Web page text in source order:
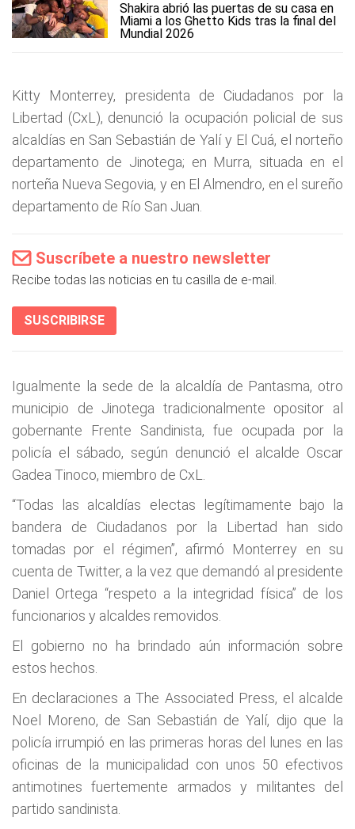
Shakira abrió las puertas de su casa en
Miami a los Ghetto Kids tras la final del
Mundial 2026
Kitty Monterrey, presidenta de Ciudadanos por la
Libertad (CxL), denunció la ocupación policial de sus
alcaldías en San Sebastián de Yalí y El Cuá, el norteño
departamento de Jinotega; en Murra, situada en el
norteña Nueva Segovia, y en El Almendro, en el sureño
departamento de Río San Juan.
Suscríbete a nuestro newsletter
Recibe todas las noticias en tu casilla de e-mail.
SUSCRIBIRSE
Igualmente la sede de la alcaldía de Pantasma, otro
municipio de Jinotega tradicionalmente opositor al
gobernante Frente Sandinista, fue ocupada por la
policía el sábado, según denunció el alcalde Oscar
Gadea Tinoco, miembro de CxL.
“Todas las alcaldías electas legítimamente bajo la
bandera de Ciudadanos por la Libertad han sido
tomadas por el régimen”, afirmó Monterrey en su
cuenta de Twitter, a la vez que demandó al presidente
Daniel Ortega “respeto a la integridad física” de los
funcionarios y alcaldes removidos.
El gobierno no ha brindado aún información sobre
estos hechos.
En declaraciones a The Associated Press, el alcalde
Noel Moreno, de San Sebastián de Yalí, dijo que la
policía irrumpió en las primeras horas del lunes en las
oficinas de la municipalidad con unos 50 efectivos
antimotines fuertemente armados y militantes del
partido sandinista.